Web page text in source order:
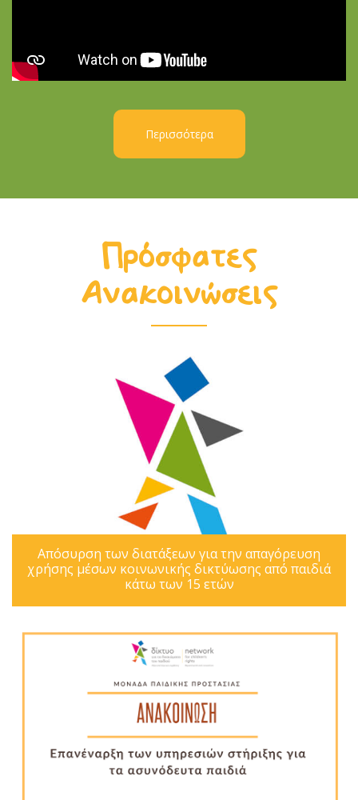
Περισσότερα
Πρόσφατες
Ανακοινώσεις
Απόσυρση των διατάξεων για την απαγόρευση
χρήσης μέσων κοινωνικής δικτύωσης από παιδιά
κάτω των 15 ετών